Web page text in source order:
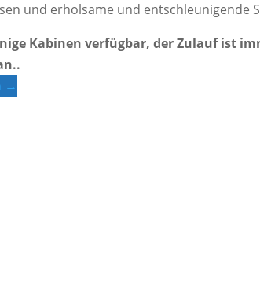
und erholsame und entschleunigende
Kabinen verfügbar, der Zulauf ist
→